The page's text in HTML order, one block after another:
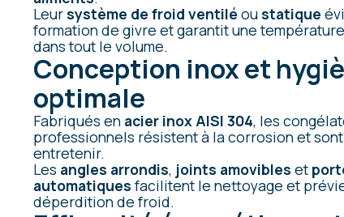
Leursystème de froid ventilé oustatique
formation de givre et garantit une
dans tout le volume.
Conception inox et
optimale
Fabriqués en acier inox AISI 304, les
professionnels résistent à la corrosion et
entretenir.
Les angles arrondis, joints amovibles et
automatiques facilitent le nettoyage et
déperdition de froid.